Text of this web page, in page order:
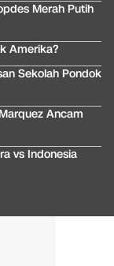
Merah Putih
Amerika?
Sekolah Pondok
Ancam
vs Indonesia